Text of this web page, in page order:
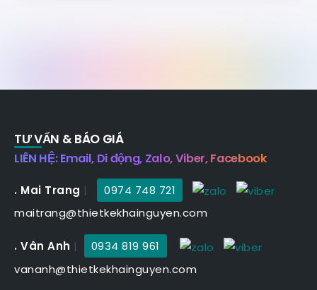
TƯ VẤN & BÁO GIÁ
LIÊN HỆ: Email, Di động, Zalo, Viber, Facebook
. Mai Trang |
0974 748 721
maitrang@thietkekhainguyen.com
. Vân Anh |
0934 819 961
vananh@thietkekhainguyen.com